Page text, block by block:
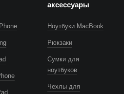
аксессуары
Ноутбуки MacBook
Рюкзаки
Сумки для
ноутбуков
Чехлы для